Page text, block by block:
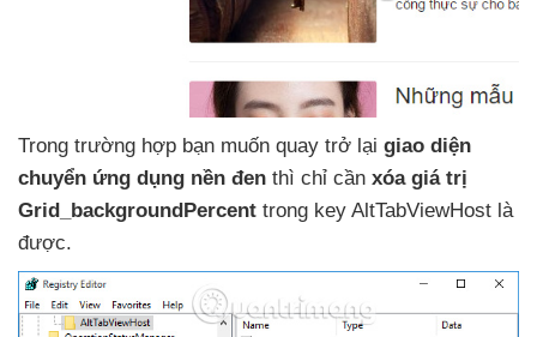
Trong trường hợp bạn muốn quay trở lại giao diện
chuyển ứng dụng nền đen thì chỉ cần xóa giá trị
Grid_backgroundPercent trong key AltTabViewHost là
được.